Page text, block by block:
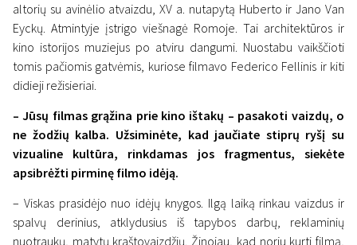
altorių su avinėlio atvaizdu, XV a. nutapytą Huberto ir Jano Van
Eyckų. Atmintyje įstrigo viešnagė Romoje. Tai architektūros ir
kino istorijos muziejus po atviru dangumi. Nuostabu vaikščioti
tomis pačiomis gatvėmis, kuriose filmavo Federico Fellinis ir kiti
didieji režisieriai.
– Jūsų filmas grąžina prie kino ištakų – pasakoti vaizdų, o
ne žodžių kalba. Užsiminėte, kad jaučiate stiprų ryšį su
vizualine kultūra, rinkdamas jos fragmentus, siekėte
apsibrėžti pirminę filmo idėją.
– Viskas prasidėjo nuo idėjų knygos. Ilgą laiką rinkau vaizdus ir
spalvų derinius, atklydusius iš tapybos darbų, reklaminių
nuotraukų, matytų kraštovaizdžių. Žinojau, kad noriu kurti filmą,